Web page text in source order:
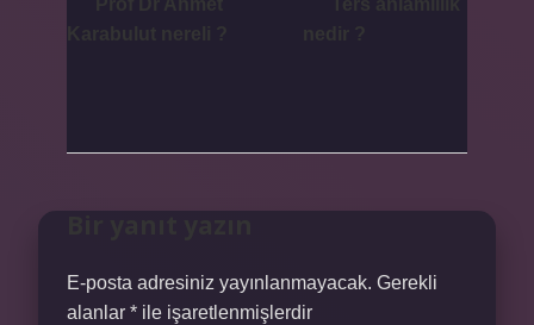
E-posta adresiniz yayınlanmayacak. Gerekli
alanlar * ile işaretlenmişlerdir